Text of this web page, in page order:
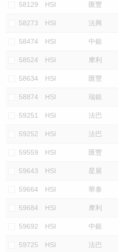
58129 HSI 匯豐
58273 HSI 法興
58474 HSI 中銀
58524 HSI 摩利
58634 HSI 匯豐
58874 HSI 瑞銀
59251 HSI 法巴
59252 HSI 法巴
59559 HSI 匯豐
59643 HSI 星展
59664 HSI 華泰
59684 HSI 摩利
59692 HSI 中銀
59725 HSI 法巴